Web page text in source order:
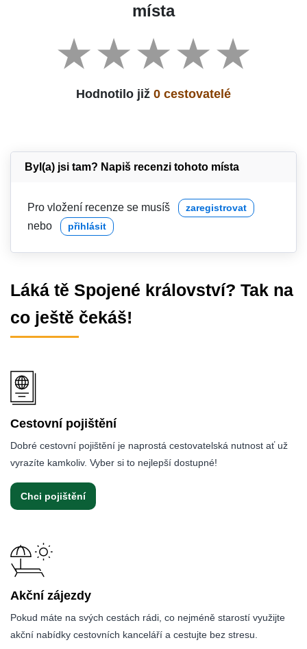
místa
Hodnotilo již 0 cestovatelé
Byl(a) jsi tam? Napiš recenzi tohoto místa
Pro vložení recenze se musíš zaregistrovat
nebo přihlásit
Láká tě Spojené království? Tak na
co ještě čekáš!
Cestovní pojištění
Dobré cestovní pojištění je naprostá cestovatelská nutnost ať už
vyrazíte kamkoliv. Vyber si to nejlepší dostupné!
Chci pojištění
Akční zájezdy
Pokud máte na svých cestách rádi, co nejméně starostí využijte
akční nabídky cestovních kanceláří a cestujte bez stresu.